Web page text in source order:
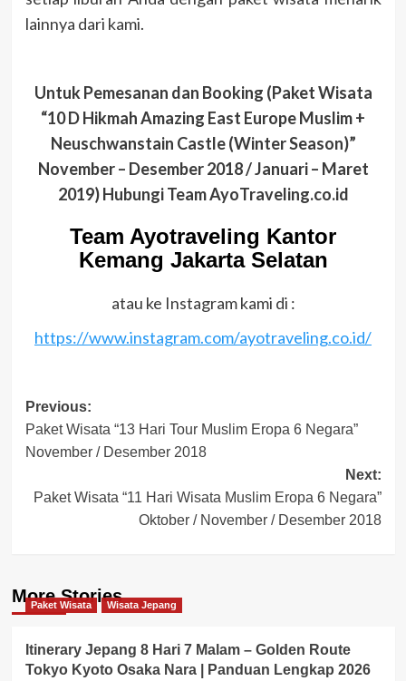
lainnya dari kami.
Untuk Pemesanan dan Booking (Paket Wisata
“10 D Hikmah Amazing East Europe Muslim +
Neuschwanstain Castle (Winter Season)”
November – Desember 2018 / Januari – Maret
2019) Hubungi Team AyoTraveling.co.id
Team Ayotraveling Kantor
Kemang Jakarta Selatan
atau ke Instagram kami di :
https://www.instagram.com/ayotraveling.co.id/
Post
navigation
Previous:
Paket Wisata “13 Hari Tour Muslim Eropa 6 Negara”
November / Desember 2018
Next:
Paket Wisata “11 Hari Wisata Muslim Eropa 6 Negara”
Oktober / November / Desember 2018
More Stories
Paket Wisata Wisata Jepang
Itinerary Jepang 8 Hari 7 Malam – Golden Route
Tokyo Kyoto Osaka Nara | Panduan Lengkap 2026